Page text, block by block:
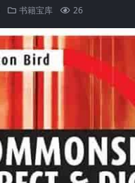
书籍宝库 26